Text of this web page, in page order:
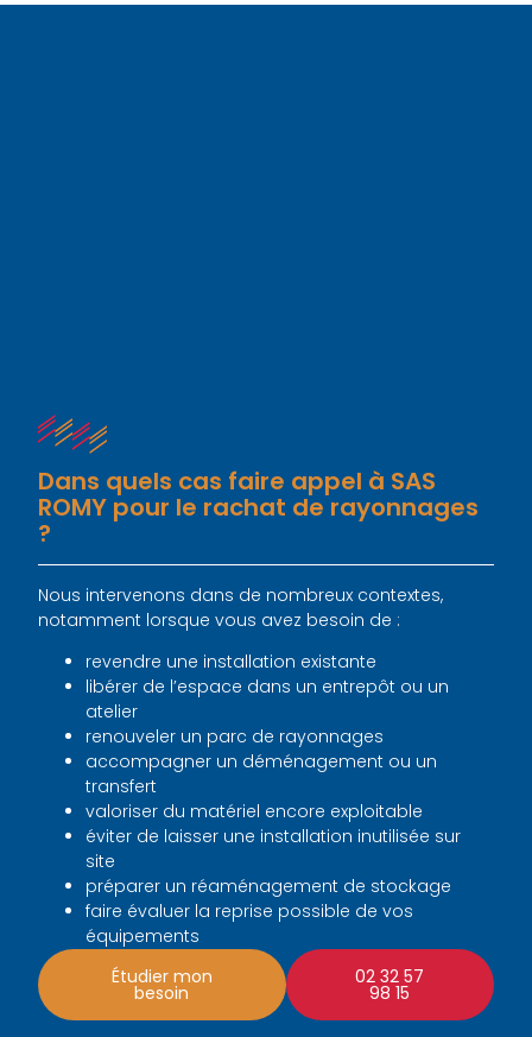
Dans quels cas faire appel à SAS
ROMY pour le rachat de rayonnages
?
Nous intervenons dans de nombreux contextes,
notamment lorsque vous avez besoin de :
revendre une installation existante
libérer de l’espace dans un entrepôt ou un
atelier
renouveler un parc de rayonnages
accompagner un déménagement ou un
transfert
valoriser du matériel encore exploitable
éviter de laisser une installation inutilisée sur
site
préparer un réaménagement de stockage
faire évaluer la reprise possible de vos
équipements
Étudier mon
besoin
02 32 57
98 15